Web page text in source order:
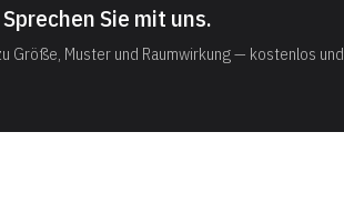
Sie mit uns.
Größe, Muster und Raumwirkung — kostenlos und